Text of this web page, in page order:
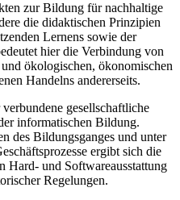
zur Bildung für nachhaltige
die didaktischen Prinzipien
Lernens sowie der
hier die Verbindung von
ökologischen, ökonomischen
Handelns andererseits.
gesellschaftliche
informatischen Bildung.
des Bildungsganges und unter
ergibt sich die
Hard- und Softwareausstattung
Regelungen.